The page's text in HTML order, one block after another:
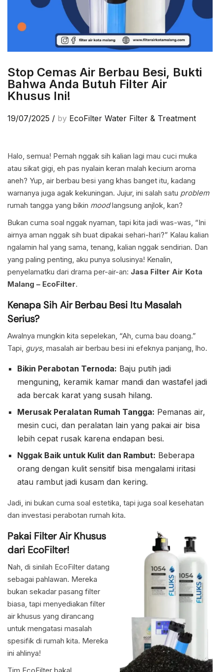
Stop Cemas Air Berbau Besi, Bukti
Bahwa Anda Butuh Filter Air
Khusus Ini!
19/07/2025 / by EcoFilter Water Filter & Treatment
Halo, semua! Pernah nggak sih kalian lagi mau cuci muka
atau sikat gigi, eh pas nyalain keran malah kecium aroma
aneh? Yup, air berbau besi yang khas banget itu, kadang
warnanya juga agak kekuningan. Jujur, ini salah satu problem
rumah tangga yang bikin moodlangsung anjlok, kan?
Bukan cuma soal nggak nyaman, tapi kita jadi was-was, “Ini
airnya aman nggak sih buat dipakai sehari-hari?” Kalau kalian
ngalamin hal yang sama, tenang, kalian nggak sendirian. Dan
yang paling penting, aku punya solusinya! Kenalin,
penyelamatku dari drama per-air-an: Jasa Filter Air Kota
Malang – EcoFilter.
Kenapa Sih Air Berbau Besi Itu Masalah
Serius?
Awalnya mungkin kita sepelekan, “Ah, cuma bau doang.”
Tapi, guys, masalah air berbau besi ini efeknya panjang, lho.
Bikin Perabotan Ternoda: Baju putih jadi
menguning, keramik kamar mandi dan wastafel jadi
ada bercak karat yang susah hilang.
Merusak Peralatan Rumah Tangga: Pemanas air,
mesin cuci, dan peralatan lain yang pakai air bisa
lebih cepat rusak karena endapan besi.
Nggak Baik untuk Kulit dan Rambut: Beberapa
orang dengan kulit sensitif bisa mengalami iritasi
atau rambut jadi kusam dan kering.
Jadi, ini bukan cuma soal estetika, tapi juga soal kesehatan
dan investasi perabotan rumah kita.
Pakai Filter Air Khusus
dari EcoFilter!
Nah, di sinilah EcoFilter datang
sebagai pahlawan. Mereka
bukan sekadar pasang filter
biasa, tapi menyediakan filter
air khusus yang dirancang
untuk mengatasi masalah
spesifik di rumah kita. Mereka
ini ahlinya!